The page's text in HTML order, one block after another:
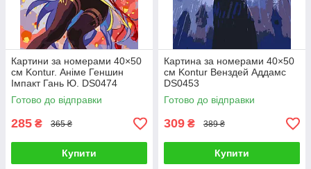
Картини за номерами 40×50
см Kontur. Аніме Геншин
Імпакт Гань Ю. DS0474
Готово до відправки
285 ₴ 365 ₴
Купити
Картина за номерами 40×50
см Kontur Венздей Аддамс
DS0453
Готово до відправки
309 ₴ 389 ₴
Купити